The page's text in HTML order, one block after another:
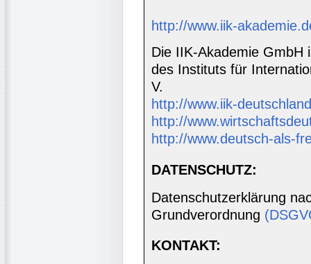
http://www.iik-
Die IIK-Akademie GmbH
des Instituts für
V.
http://www.iik-
http://
http://www.deutsch-als-
DATENSCHUTZ:
Datenschutzerklärung
Grundverordnung
KONTAKT: